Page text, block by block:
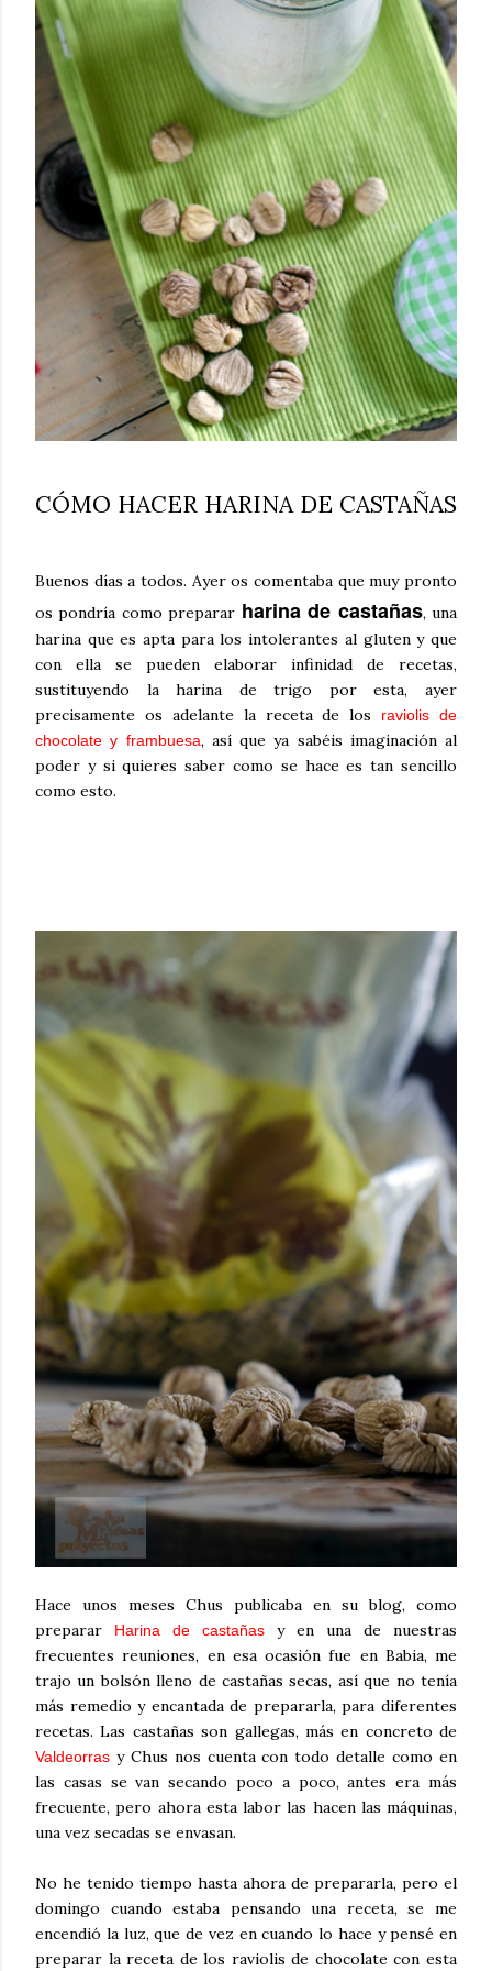
CÓMO HACER HARINA DE CASTAÑAS
Buenos días a todos. Ayer os comentaba que muy pronto
os pondría como prepararharina de castañas, una
harina que es apta para los intolerantes al gluten y que
con ella se pueden elaborar infinidad de recetas,
sustituyendo la harina de trigo por esta, ayer
precisamente os adelante la receta de los
raviolis de
chocolate y frambuesa, así que ya sabéis imaginación al
poder y si quieres saber como se hace es tan sencillo
como esto.
Hace unos meses Chus publicaba en su blog, como
preparar
Harina de castañas
y en una de nuestras
frecuentes reuniones, en esa ocasión fue en Babia, me
trajo un bolsón lleno de castañas secas, así que no tenía
más remedio y encantada de prepararla, para diferentes
recetas.Las castañas son gallegas, más en concreto de
Valdeorras y Chus nos cuenta con todo detalle como en
las casas se van secando poco a poco, antes era más
frecuente, pero ahora esta labor las hacen las máquinas,
una vez secadas se envasan.
No he tenido tiempo hasta ahora de prepararla, pero el
domingo cuando estaba pensando una receta, se me
encendió la luz, que de vez en cuando lo hace y pensé en
preparar la receta de los raviolis de chocolate con esta